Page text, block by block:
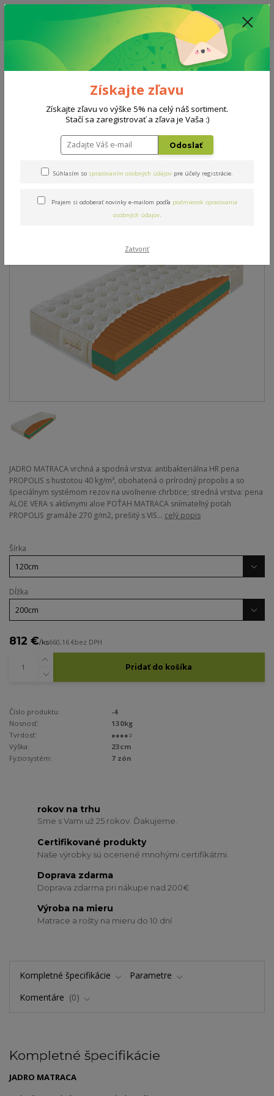
ZĽAVA: VŠETKY VYSTAVENÉ POSTELE ZA 400€ - CENA MATRACU A ROŠTU
PODĽA VÝBERU / DODACIA LEHOTA JE AKTUÁLNE 10-15 PRACOVNÝCH
Menu
0908 777 700 Po-So: 10-18 hod.
0
Matrace Propolis Comfort
Propolis Comfort
Novinka
JADRO MATRACA vrchná a spodná vrstva: antibakteriálna HR pena
PROPOLIS s hustotou 40 kg/m³, obohatená o prírodný propolis a so
špeciálnym systémom rezov na uvoľnenie chrbtice; stredná vrstva: pena
ALOE VERA s aktívnymi aloe POŤAH MATRACA snímateľný poťah
PROPOLIS gramáže 270 g/m2, prešitý s VIS... celý popis
Šírka
Dĺžka
812 €/ks660,16 €bez DPH
Pridať do košíka
Číslo produktu:
-4
Nosnosť:
130kg
Tvrdosť:
●●●●○
Výška:
23cm
Fyziosystém:
7 zón
rokov na trhu
Sme s Vami už 25 rokov. Ďakujeme.
Certifikované produkty
Naše výrobky sú ocenené mnohými certifikátmi.
Doprava zdarma
Doprava zdarma pri nákupe nad 200€
Výroba na mieru
Matrace a rošty na mieru do 10 dní
Kompletné špecifikácie
Parametre
Komentáre
0
Kompletné špecifikácie
JADRO MATRACA
Získajte zľavu
Získajte zľavu vo výške 5% na celý náš sortiment.
Stačí sa zaregistrovať a zľava je Vaša :)
Odoslať
Súhlasím so spracovaním osobných údajov pre účely registrácie.
Prajem si odoberať novinky e-mailom podľa podmienok spracovania
osobných údajov.
Zatvoriť